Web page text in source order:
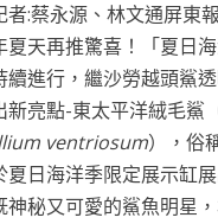
者:蔡永源、林文通屏東
夏天再推驚喜！「夏日
續進行，繼沙勞越頭鯊
新亮點-東太平洋絨毛鯊
ventriosum），俗
夏日海洋季限定展示缸
神秘又可愛的鯊魚明星